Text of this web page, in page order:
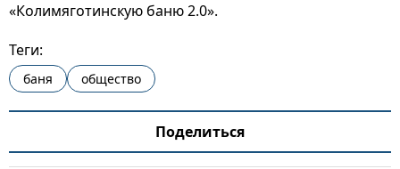
«Колимяготинскую баню 2.0».
Теги:
баня общество
Поделиться